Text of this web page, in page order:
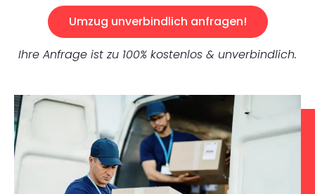
Umzug unverbindlich anfragen!
Ihre Anfrage ist zu 100% kostenlos & unverbindlich.